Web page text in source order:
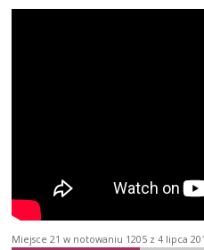
Miejsce 21 w notowaniu 1205 z 4 lipca